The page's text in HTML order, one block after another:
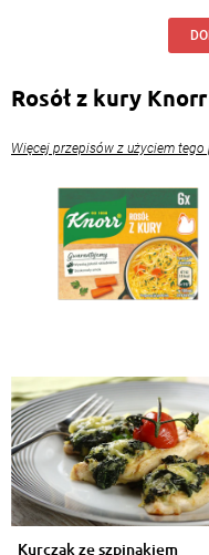
Rosół z kury Knorr
Więcej przepisów z użyciem tego
Kurczak ze szpinakiem